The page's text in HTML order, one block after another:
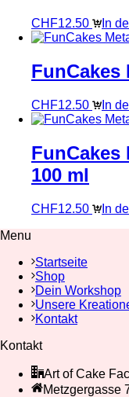
CHF12.50 In
FunCakes
CHF12.50 In
FunCakes
100 ml
CHF12.50
In
Menu
Startseite
Shop
Dein Workshop
Unsere
Kontakt
Kontakt
Art of Cake
Metzgergasse